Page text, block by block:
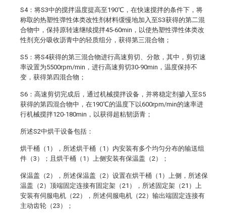
S4：将S3中的搅拌温度提高至190℃，在快速搅拌的条件下，将
称取的热塑性弹性体类改性剂材料缓慢地加入至S3获得的第二混
合物中，保持原转速继续搅拌45-60min，以使热塑性弹性体类改
性剂充分吸收沥青中的轻质组分，获得第三混合物；
S5：将S4获得的第三混合物进行高速剪切、分散，其中，剪切速
率设置为5500rpm/min，进行高速剪切30-90min，温度保持不
变，获得第四混合物；
S6：高速剪切完成后，通过机械搅拌设备，并将稳定剂掺入至S5
获得的第四混合物中，在190℃的温度下以600rpm/min的速率进
行机械搅拌120-180min，以获得超粘韧沥青；
所述S2中烘干设备包括：
烘干桶（1），所述烘干桶（1）内安装有多个均匀分布的输送组
件（3）；且烘干桶（1）上侧安装有保温盖（2）；
保温盖（2），所述保温盖（2）设置在烘干桶（1）上侧，所述保
温盖（2）顶端固定连接有固定架（21），所述固定架（21）上
安装有伺服电机（22），所述伺服电机（22）输出端固定连接有
主动齿轮（23）；